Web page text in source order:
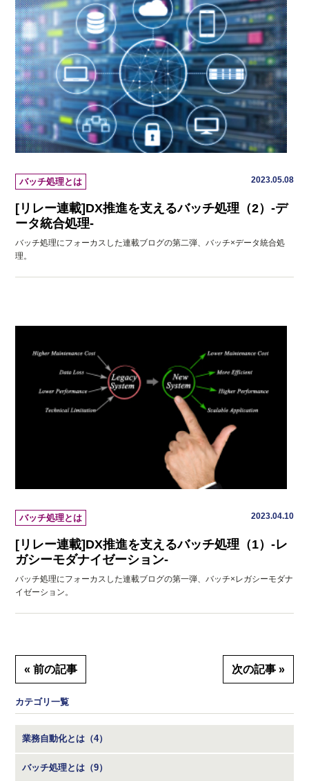
バッチ処理とは 2023.05.08
[リレー連載]DX推進を支えるバッチ処理（2）-デ
ータ統合処理-
バッチ処理にフォーカスした連載ブログの第二弾、バッチ×データ統合処
理。
バッチ処理とは 2023.04.10
[リレー連載]DX推進を支えるバッチ処理（1）-レ
ガシーモダナイゼーション-
バッチ処理にフォーカスした連載ブログの第一弾、バッチ×レガシーモダナ
イゼーション。
« 前の記事 次の記事 »
カテゴリ一覧
業務自動化とは（4）
バッチ処理とは（9）